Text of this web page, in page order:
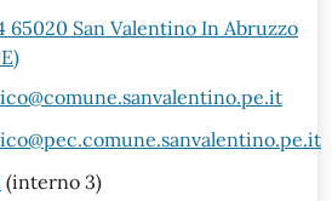
65020 San Valentino In Abruzzo
(interno 3)